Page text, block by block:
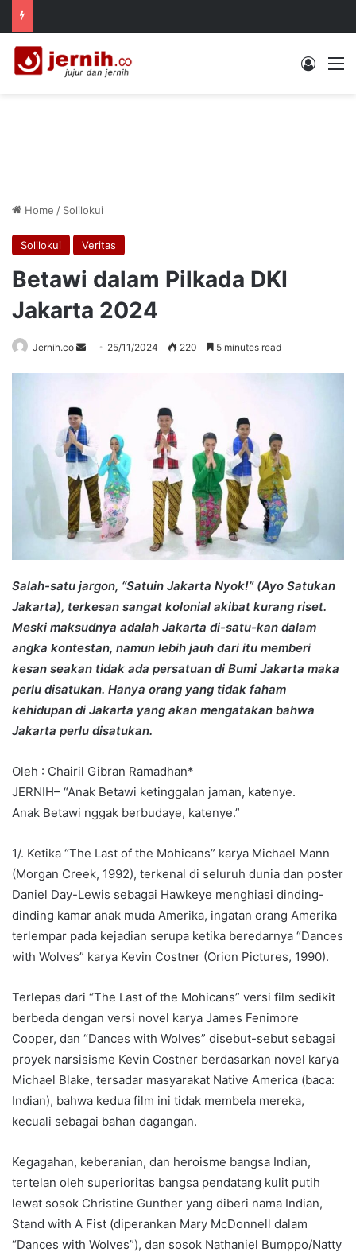
Log In
Home / Solilokui
Solilokui Veritas
Betawi dalam Pilkada DKI
Jakarta 2024
Jernih.co
Send 25/11/2024 220 5 minutes read
Salah-satu jargon, “Satuin Jakarta Nyok!” (Ayo Satukan
Jakarta), terkesan sangat kolonial akibat kurang riset.
Meski maksudnya adalah Jakarta di-satu-kan dalam
angka kontestan, namun lebih jauh dari itu memberi
kesan seakan tidak ada persatuan di Bumi Jakarta maka
perlu disatukan. Hanya orang yang tidak faham
kehidupan di Jakarta yang akan mengatakan bahwa
Jakarta perlu disatukan.
Oleh : Chairil Gibran Ramadhan*
JERNIH– “Anak Betawi ketinggalan jaman, katenye.
Anak Betawi nggak berbudaye, katenye.”
1/. Ketika “The Last of the Mohicans” karya Michael Mann
(Morgan Creek, 1992), terkenal di seluruh dunia dan poster
Daniel Day-Lewis sebagai Hawkeye menghiasi dinding-
dinding kamar anak muda Amerika, ingatan orang Amerika
terlempar pada kejadian serupa ketika beredarnya “Dances
with Wolves” karya Kevin Costner (Orion Pictures, 1990).
Terlepas dari “The Last of the Mohicans” versi film sedikit
berbeda dengan versi novel karya James Fenimore
Cooper, dan “Dances with Wolves” disebut-sebut sebagai
proyek narsisisme Kevin Costner berdasarkan novel karya
Michael Blake, tersadar masyarakat Native America (baca:
Indian), bahwa kedua film ini tidak membela mereka,
kecuali sebagai bahan dagangan.
Kegagahan, keberanian, dan heroisme bangsa Indian,
tertelan oleh superioritas bangsa pendatang kulit putih
lewat sosok Christine Gunther yang diberi nama Indian,
Stand with A Fist (diperankan Mary McDonnell dalam
“Dances with Wolves”), dan sosok Nathaniel Bumppo/Natty